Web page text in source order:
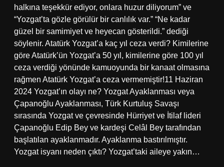
halkına teşekkür ediyor, onlara huzur diliyorum” ve
“Yozgat’ta gözle görülür bir canlılık var.” “Ne kadar
güzel bir samimiyet ve heyecan gösterildi.” dediği
söylenir. Atatürk Yozgat’a kaç yıl ceza verdi? Kimilerine
göre Atatürk’ün Yozgat’a 50 yıl, kimilerine göre 100 yıl
ceza verdiği yönünde kamuoyunda bir kanaat olmasına
rağmen Atatürk Yozgat’a ceza vermemiştir!11 Haziran
2024 Yozgat’ın olayı ne? Yozgat Ayaklanması veya
Çapanoğlu Ayaklanması, Türk Kurtuluş Savaşı
sırasında Yozgat ve çevresinde Hürriyet ve İtilaf lideri
Çapanoğlu Edip Bey ve kardeşi Celâl Bey tarafından
başlatılan ayaklanmadır. Ayaklanma bastırılmıştır.
Yozgat isyanı neden çıktı? Yozgat’taki aileye yakın…